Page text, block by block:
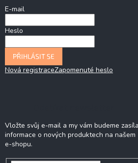
E-mail
Heslo
PŘIHLÁSIT SE
Nová registraceZapomenuté heslo
Vložte svůj e-mail a my vám budeme
informace o nových produktech na našem
e-shopu.